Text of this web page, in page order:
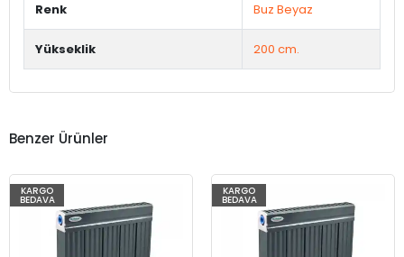
Renk Buz Beyaz
Yükseklik 200 cm.
Benzer Ürünler
KARGO
BEDAVA
KARGO
BEDAVA